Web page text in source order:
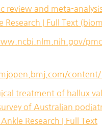
review and meta-
Research | Full Text
treatment of hallux
of Australian
Research | Full Text